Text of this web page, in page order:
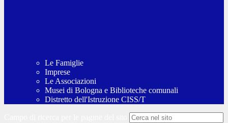
Le Famiglie
Imprese
Le Associazioni
Musei di Bologna e Biblioteche comunali
Distretto dell'Istruzione CISS/T